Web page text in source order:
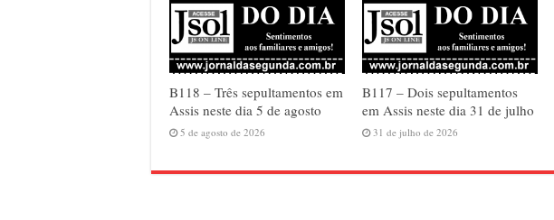
B118 – Três sepultamentos em
Assis neste dia 5 de agosto
5 de agosto de 2026
B117 – Dois sepultamentos
em Assis neste dia 31 de julho
31 de julho de 2026